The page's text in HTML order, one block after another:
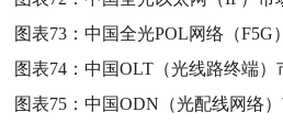
图表73：中国全光POL网络（F5G
图表74：中国OLT（光线路终端）
图表75：中国ODN（光配线网络